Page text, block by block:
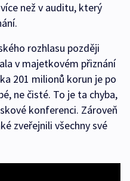
než v auditu, který
rozhlasu později
v majetkovém přiznání
201 milionů korun je po
ne čisté. To je ta chyba,
konferenci. Zároveň
zveřejnili všechny své